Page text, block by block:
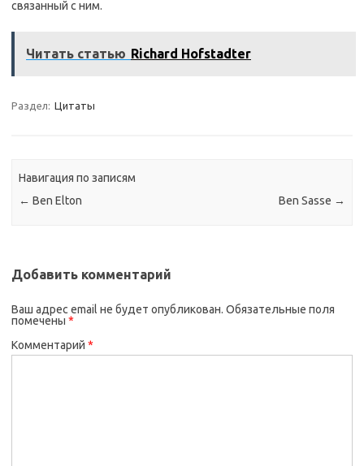
связанный с ним.
Читать статью Richard Hofstadter
Раздел: Цитаты
Навигация по записям
← Ben Elton Ben Sasse →
Добавить комментарий
Ваш адрес email не будет опубликован. Обязательные поля
помечены *
Комментарий *